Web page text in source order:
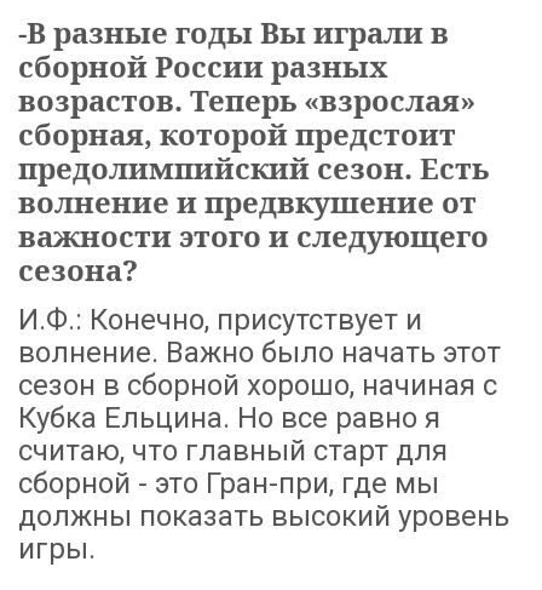
-В разные годы Вы играли в
сборной России разных
возрастов. Теперь «взрослая»
сборная, которой предстоит
предолимпийский сезон. Есть
волнение и предвкушение от
важности этого и следующего
сезона?
И.Ф.: Конечно, присутствует и
волнение. Важно было начать этот
сезон в сборной хорошо, начиная с
Кубка Ельцина. Но все равно я
считаю, что главный старт для
сборной - это Гран-при, где мы
должны показать высокий уровень
игры.